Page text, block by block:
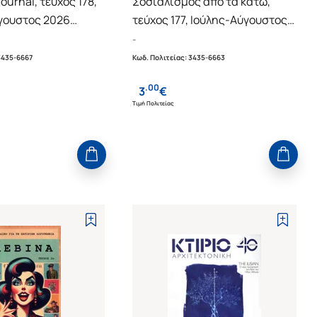
2026
Ρίλκε
6667
τεύχος 177, Ιούλης-Αύγουστος
2026
-
Κωδ. Πολιτείας:3435-6663
3.00€
Τιμή Πολιτείας